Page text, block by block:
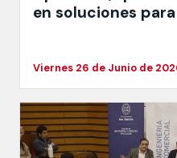
en soluciones
Viernes 26 de Junio de